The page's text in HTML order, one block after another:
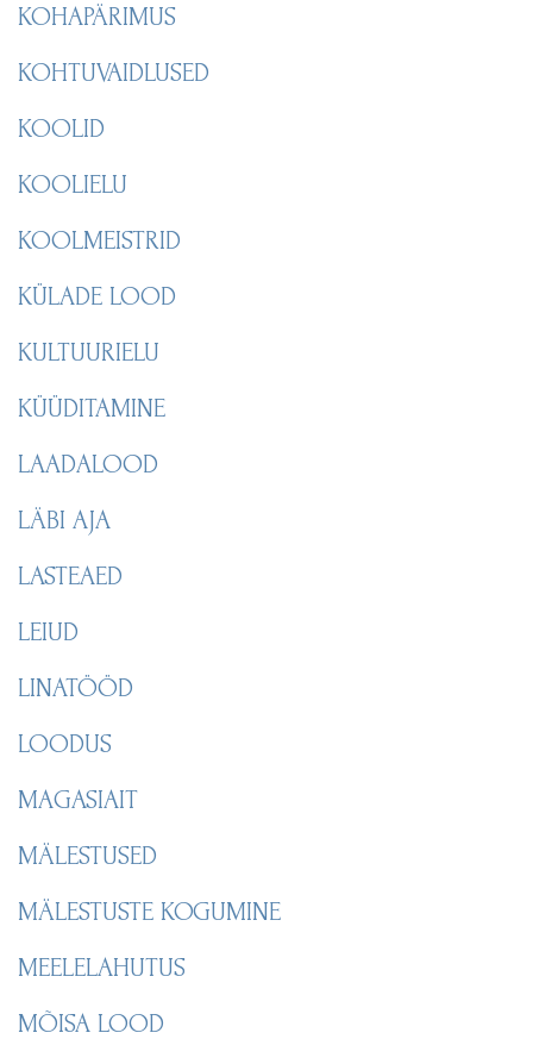
KOHAPÄRIMUS
KOHTUVAIDLUSED
KOOLID
KOOLIELU
KOOLMEISTRID
KÜLADE LOOD
KULTUURIELU
KÜÜDITAMINE
LAADALOOD
LÄBI AJA
LASTEAED
LEIUD
LINATÖÖD
LOODUS
MAGASIAIT
MÄLESTUSED
MÄLESTUSTE KOGUMINE
MEELELAHUTUS
MÕISA LOOD